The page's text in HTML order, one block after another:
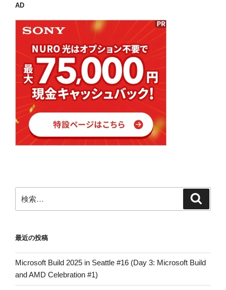
AD
索:
最近の投稿
Microsoft Build 2025 in Seattle #16 (Day 3: Microsoft Build
and AMD Celebration #1)